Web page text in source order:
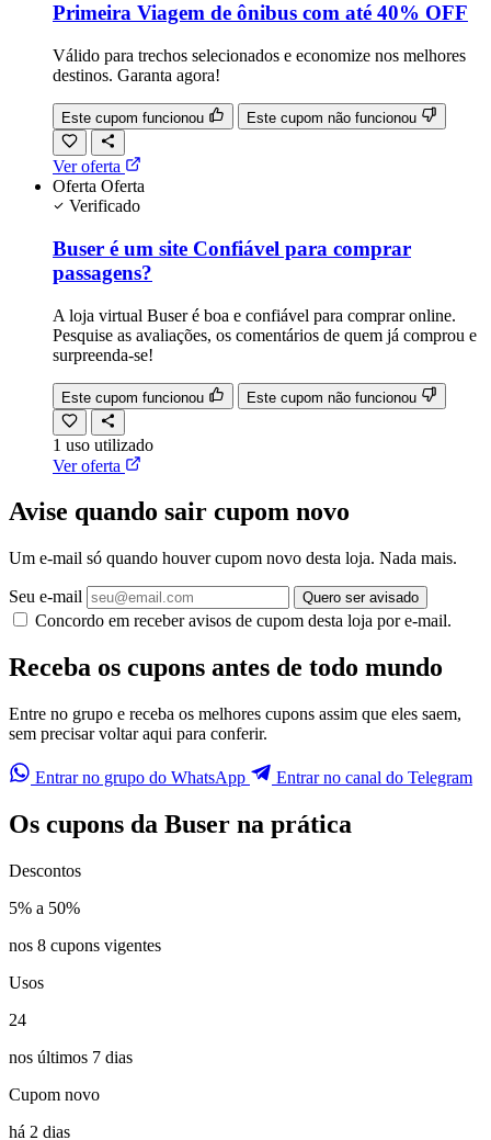
Primeira Viagem de ônibus com até 40% OFF
Válido para trechos selecionados e economize nos melhores
destinos. Garanta agora!
Este cupom funcionou Este cupom não funcionou
Ver oferta
Oferta Oferta
Verificado
Buser é um site Confiável para comprar
passagens?
A loja virtual Buser é boa e confiável para comprar online.
Pesquise as avaliações, os comentários de quem já comprou e
surpreenda-se!
Este cupom funcionou Este cupom não funcionou
1 uso utilizado
Ver oferta
Avise quando sair cupom novo
Um e-mail só quando houver cupom novo desta loja. Nada mais.
Seu e-mail Quero ser avisado
Concordo em receber avisos de cupom desta loja por e-mail.
Receba os cupons antes de todo mundo
Entre no grupo e receba os melhores cupons assim que eles saem,
sem precisar voltar aqui para conferir.
Entrar no grupo do WhatsApp Entrar no canal do Telegram
Os cupons da Buser na prática
Descontos
5% a 50%
nos 8 cupons vigentes
Usos
24
nos últimos 7 dias
Cupom novo
há 2 dias